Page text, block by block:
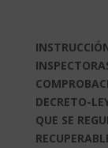
DECRETO-
QUE SE